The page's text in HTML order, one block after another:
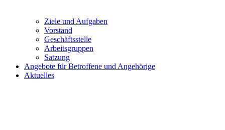
Ziele und Aufgaben
Vorstand
Geschäftsstelle
Arbeitsgruppen
Satzung
Angebote für Betroffene und Angehörige
Aktuelles